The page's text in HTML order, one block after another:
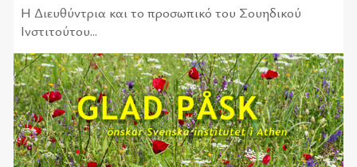
Η Διευ­θύ­ντρια και το προ­σω­πι­κό του Σου­η­δι­κού
Ινστι­τού­του...